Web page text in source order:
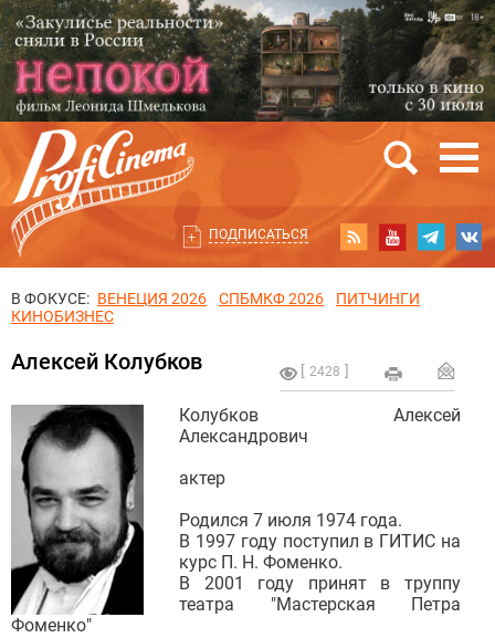
ПОДПИСАТЬСЯ
В ФОКУСЕ: ВЕНЕЦИЯ 2026 СПБМКФ 2026
ПИТЧИНГИ
КИНОБИЗНЕС
2428
Алексей Колубков
Колубков Алексей
Александрович
актер
Родился 7 июля 1974 года.
В 1997 году поступил в ГИТИС на
курс П. Н. Фоменко.
В 2001 году принят в труппу
театра "Мастерская Петра
Фоменко"